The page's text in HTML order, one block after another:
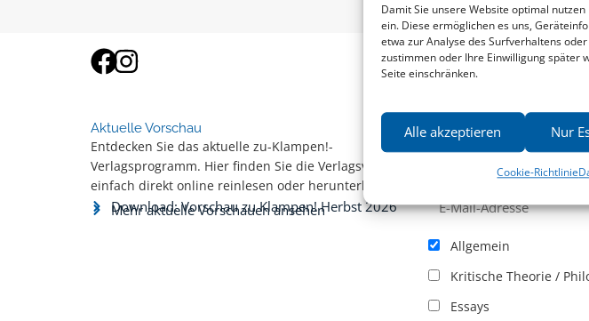
Damit Sie unsere Website optimal
ein. Diese ermöglichen es uns,
etwa zur Analyse des Surfverhaltens
zustimmen oder Ihre Einwilligung später
Seite einschränken.
Alle akzeptieren Nur
Cookie-Richtlinie
Aktuelle Vorschau
Entdecken Sie das aktuelle zu-Klampen!-
Verlagsprogramm. Hier finden Sie die Verlagsvorschau –
einfach direkt online reinlesen oder herunterladen.
Download: Vorschau zu Klampen! Herbst 2026
Mehr aktuelle Vorschauen ansehen
Newsletter
News zu aktuellen
Klampen! Verlag –
Allgemein
Kritische Theorie /
Essays